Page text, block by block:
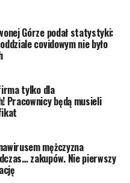
Górze podał statystyki:
covidowym nie było
tylko dla
Pracownicy będą musieli
mężczyzna
zakupów. Nie pierwszy